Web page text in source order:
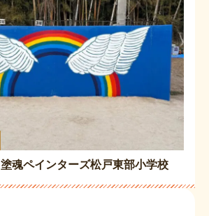
塗魂ペインターズ松戸東部小学校